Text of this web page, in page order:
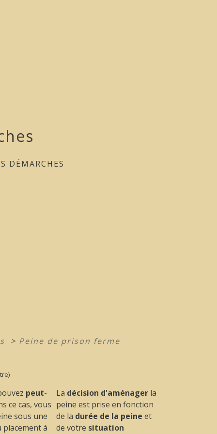
DÉMARCHES
> Peine de prison ferme
peut-
ce cas, vous
sous une
à
La décision d'aménager la
peine est prise en fonction
de la durée de la peine et
de votre situation